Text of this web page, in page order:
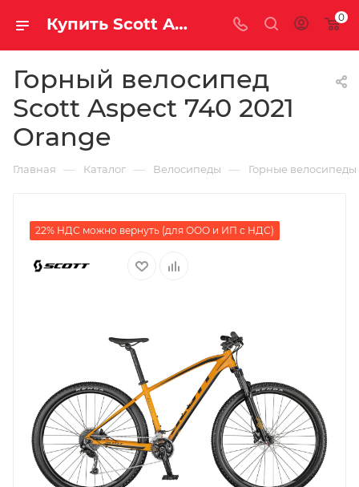
Купить Scott Aspect 740 2021 Orange за рублей, а со скидкой 0
Горный велосипед
Scott Aspect 740 2021
Orange
Главная — Каталог — Велосипеды — Горные велосипеды
22% НДС можно вернуть (для ООО и ИП с НДС)